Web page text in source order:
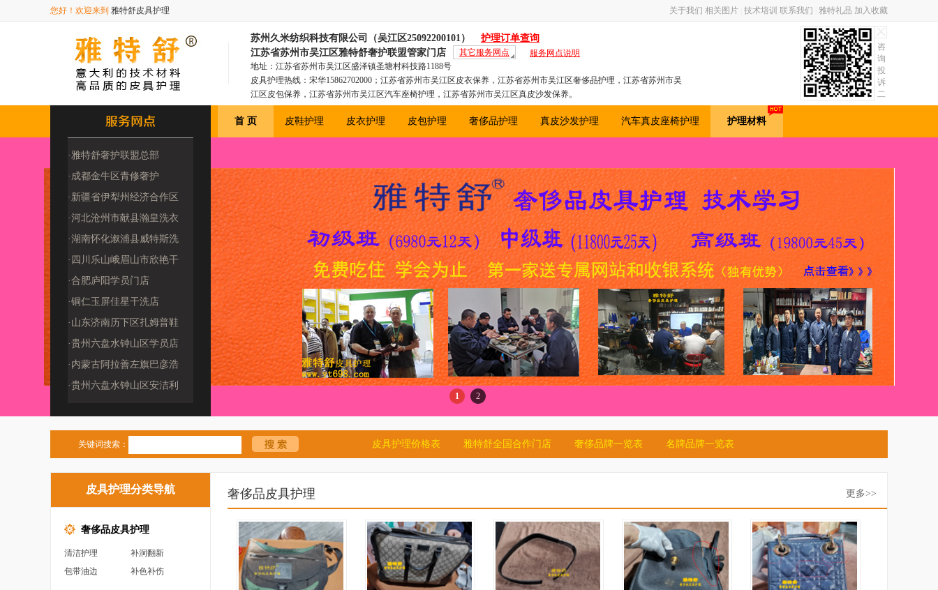
您好！欢迎来到 雅特舒皮具护理 关于我们 相关图片 技术培训 联系我们 雅特礼品 加入收藏
苏州久米纺织科技有限公司（吴江区25092200101）
护理订单查询
江苏省苏州市吴江区雅特舒奢护联盟管家门店
其它服务网点
服务网点说明
地址：江苏省苏州市吴江区盛泽镇圣塘村科技路1188号
皮具护理热线：宋华15862702000；江苏省苏州市吴江区皮衣保养，江苏省苏州市吴江区奢侈品护理，江苏省苏州市吴
江区皮包保养，江苏省苏州市吴江区汽车座椅护理，江苏省苏州市吴江区真皮沙发保养。
咨
询
投
诉
二
维
·雅特舒奢护联盟总部
(2509180000
·成都金牛区青修奢护
（2509220009
·新疆省伊犁州经济合作区
洁伊洗衣馆（250
·河北沧州市献县瀚皇洗衣
洗鞋（四季干洗25
·湖南怀化溆浦县威特斯洗
衣（2510080
·四川乐山峨眉山市欣艳干
洗店（251218
·合肥庐阳学员门店
·铜仁玉屏佳星干洗店
(2509190009
·山东济南历下区扎姆普鞋
包修复工作室（25
·贵州六盘水钟山区学员店
·内蒙古阿拉善左旗巴彦浩
特镇鞋客品质洗护
·贵州六盘水钟山区安洁利
首 页 皮鞋护理 皮衣护理 皮包护理 奢侈品护理 真皮沙发护理 汽车真皮座椅护理 护理材料
1 2
关键词搜索： 皮具护理价格表 雅特舒全国合作门店 奢侈品牌一览表 名牌品牌一览表
皮具护理分类导航
奢侈品皮具护理
清洁护理
补洞翻新
包带油边
补色补伤
奢侈品皮具护理 更多>>